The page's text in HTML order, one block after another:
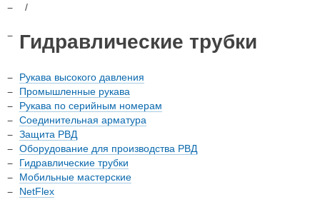
/
Гидравлические трубки
Рукава высокого давления
Промышленные рукава
Рукава по серийным номерам
Соединительная арматура
Защита РВД
Оборудование для производства РВД
Гидравлические трубки
Мобильные мастерские
NetFlex